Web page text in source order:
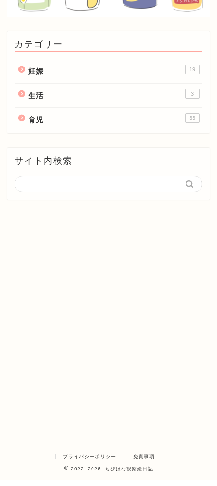
カテゴリー
妊娠 19
生活 3
育児 33
サイト内検索
プライバシーポリシー 免責事項
2022–2026 ちびはな観察絵日記